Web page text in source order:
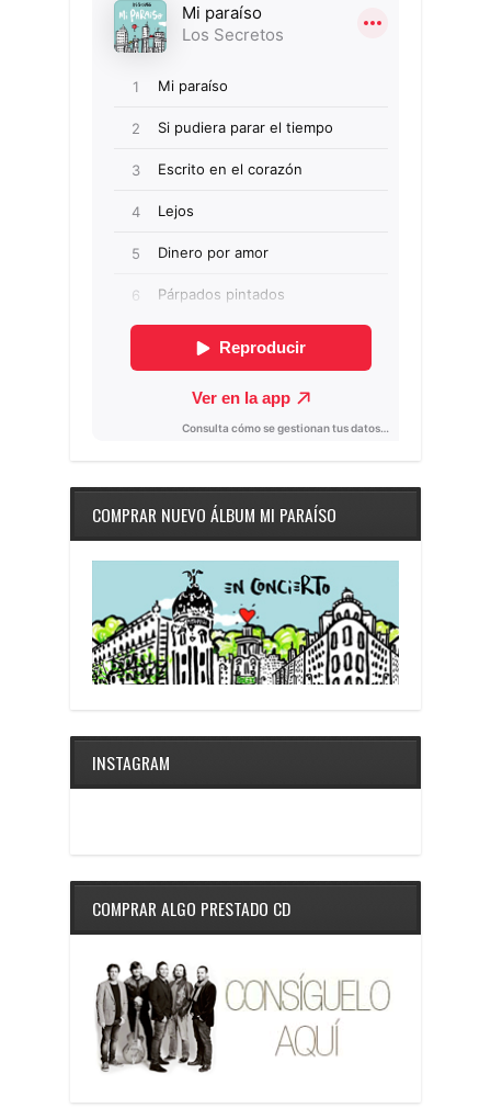
COMPRAR NUEVO ÁLBUM MI PARAÍSO
INSTAGRAM
COMPRAR ALGO PRESTADO CD